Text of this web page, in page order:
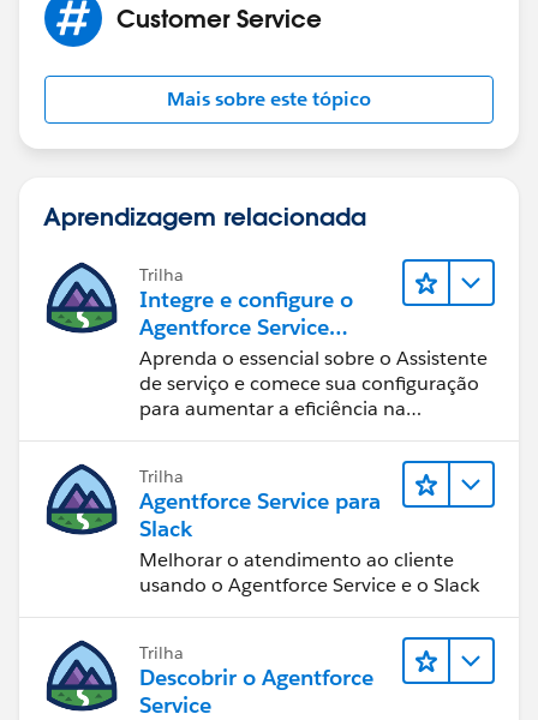
Customer Service
Mais sobre este tópico
Aprendizagem relacionada
Trilha
Integre e configure o
Agentforce Service
Assistant (Assistente de
serviço do Agentforce)
Aprenda o essencial sobre o Assistente
de serviço e comece sua configuração
para aumentar a eficiência na
Trilha
Agentforce Service para
Slack
Melhorar o atendimento ao cliente
usando o Agentforce Service e o Slack
Trilha
Descobrir o Agentforce
Service